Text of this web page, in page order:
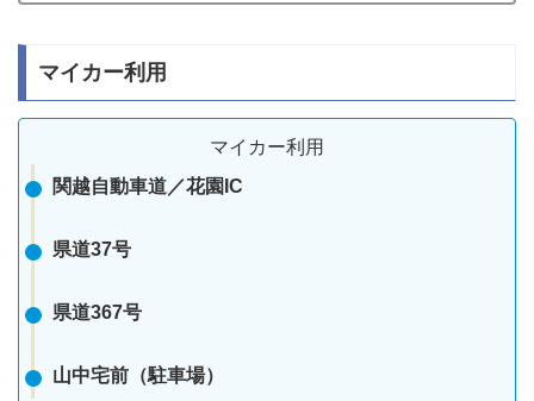
マイカー利用
マイカー利用
関越自動車道／花園IC
県道37号
県道367号
山中宅前（駐車場）